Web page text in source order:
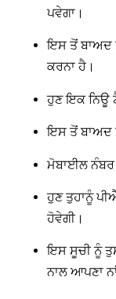
ਪਵੇਗਾ।
ਇਸ ਤੋਂ ਬਾਅਦ
ਕਰਨਾ ਹੈ।
ਹੁਣ ਇਕ ਨਿਊ
ਇਸ ਤੋਂ ਬਾਅਦ
ਮੋਬਾਈਲ ਨੰਬਰ
ਹੁਣ ਤੁਹਾਨੂੰ
ਹੋਵੇਗੀ।
ਇਸ ਸੂਚੀ ਨੂੰ
ਨਾਲ ਆਪਣਾ